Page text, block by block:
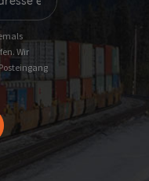
Wir